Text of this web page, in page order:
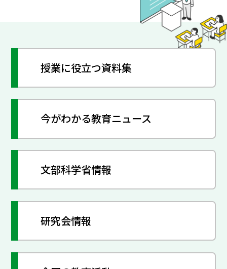
授業に役立つ資料集
今がわかる教育ニュース
文部科学省情報
研究会情報